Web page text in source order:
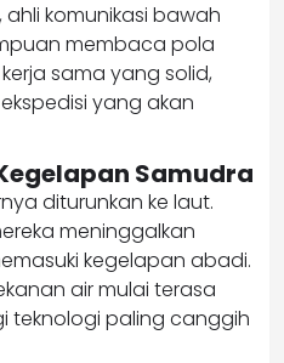
ahli komunikasi bawah
membaca pola
sama yang solid,
yang akan
Samudra
diturunkan ke laut.
meninggalkan
kegelapan abadi.
air mulai terasa
teknologi paling canggih